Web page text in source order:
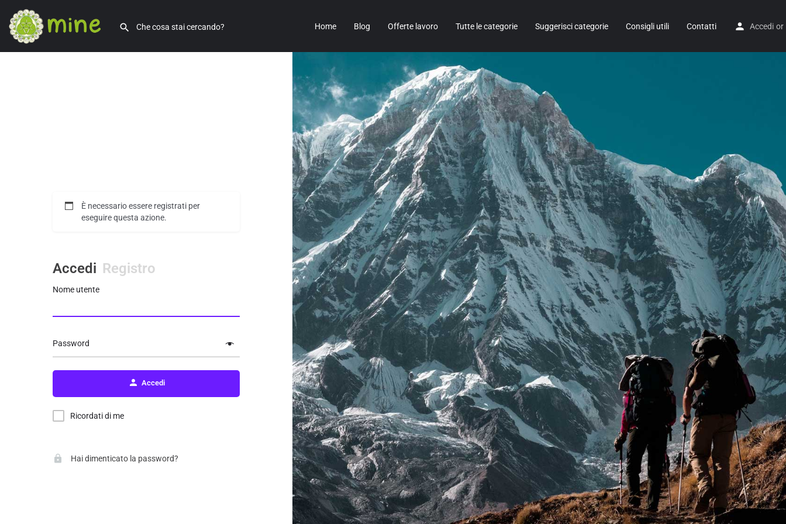
Home Blog Offerte lavoro Tutte le categorie Suggerisci categorie Consigli utili Contatti Accedi or
È necessario essere registrati per
eseguire questa azione.
Accedi Registro
Nome utente
Password
Accedi
Ricordati di me
Hai dimenticato la password?